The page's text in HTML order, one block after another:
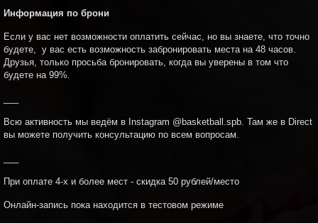
Информация по брони
Если у вас нет возможности оплатить сейчас, но вы знаете, что точно
будете, у вас есть возможность забронировать места на 48 часов.
Друзья, только просьба бронировать, когда вы уверены в том что
будете на 99%.
Всю активность мы ведём в Instagram @basketball.spb. Там же в Direct
вы можете получить консультацию по всем вопросам.
При оплате 4-х и более мест - скидка 50 рублей/место
Онлайн-запись пока находится в тестовом режиме